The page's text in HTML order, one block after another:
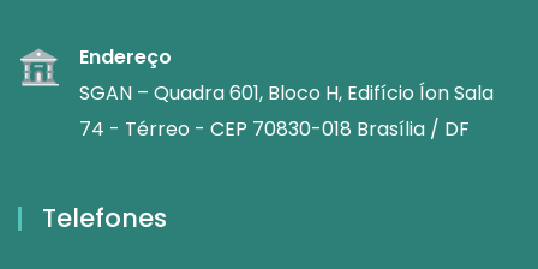
Endereço
SGAN – Quadra 601, Bloco H, Edifício Íon Sala
74 - Térreo - CEP 70830-018 Brasília / DF
Telefones